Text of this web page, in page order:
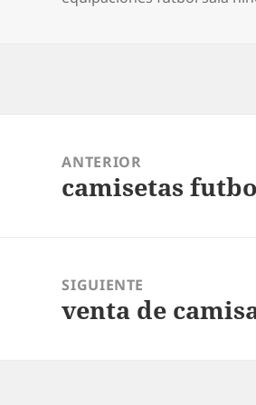
entradas
ANTERIOR
Entrada
camisetas
SIGUIENTE
Entrada
venta de